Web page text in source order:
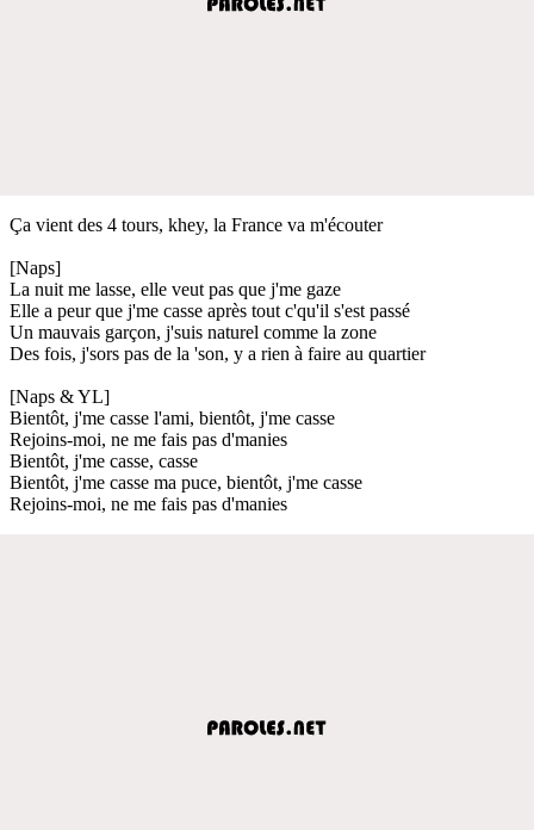
Ça vient des 4 tours, khey, la France va m'écouter
[Naps]
La nuit me lasse, elle veut pas que j'me gaze
Elle a peur que j'me casse après tout c'qu'il s'est passé
Un mauvais garçon, j'suis naturel comme la zone
Des fois, j'sors pas de la 'son, y a rien à faire au quartier
[Naps & YL]
Bientôt, j'me casse l'ami, bientôt, j'me casse
Rejoins-moi, ne me fais pas d'manies
Bientôt, j'me casse, casse
Bientôt, j'me casse ma puce, bientôt, j'me casse
Rejoins-moi, ne me fais pas d'manies